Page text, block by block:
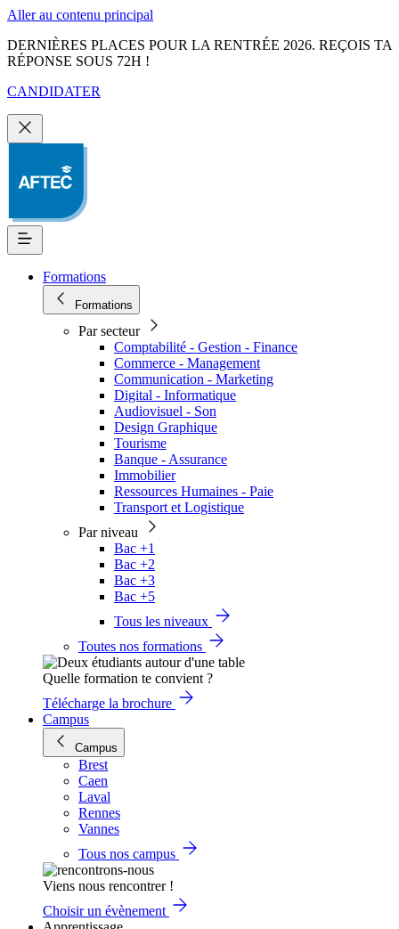
Aller au contenu principal
DERNIÈRES PLACES POUR LA RENTRÉE 2026. REÇOIS TA
RÉPONSE SOUS 72H !
CANDIDATER
Formations
Formations
Par secteur
Comptabilité - Gestion - Finance
Commerce - Management
Communication - Marketing
Digital - Informatique
Audiovisuel - Son
Design Graphique
Tourisme
Banque - Assurance
Immobilier
Ressources Humaines - Paie
Transport et Logistique
Par niveau
Bac +1
Bac +2
Bac +3
Bac +5
Tous les niveaux
Toutes nos formations
Quelle formation te convient ?
Télécharge la brochure
Campus
Campus
Brest
Caen
Laval
Rennes
Vannes
Tous nos campus
Viens nous rencontrer !
Choisir un évènement